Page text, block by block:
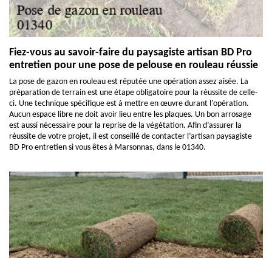
Fiez-vous au savoir-faire du paysagiste artisan BD Pro
entretien pour une pose de pelouse en rouleau réussie
La pose de gazon en rouleau est réputée une opération assez aisée. La
préparation de terrain est une étape obligatoire pour la réussite de celle-
ci. Une technique spécifique est à mettre en œuvre durant l’opération.
Aucun espace libre ne doit avoir lieu entre les plaques. Un bon arrosage
est aussi nécessaire pour la reprise de la végétation. Afin d’assurer la
réussite de votre projet, il est conseillé de contacter l’artisan paysagiste
BD Pro entretien si vous êtes à Marsonnas, dans le 01340.